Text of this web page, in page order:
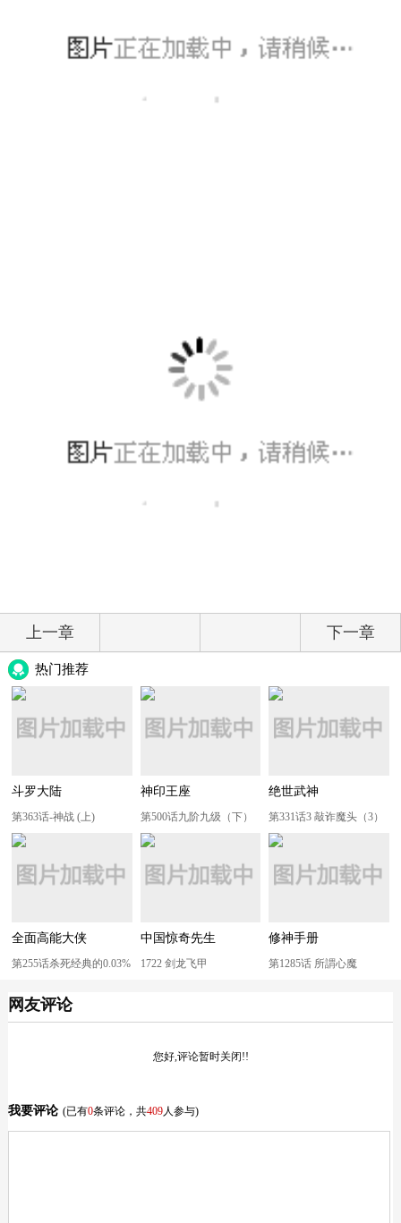
上一章 下一章
热门推荐
斗罗大陆
第363话-神战 (上)
神印王座
第500话九阶九级（下）
绝世武神
第331话3 敲诈魔头（3）
全面高能大侠
第255话杀死经典的0.03%
中国惊奇先生
1722 剑龙飞甲
修神手册
第1285话 所謂心魔
网友评论
您好,评论暂时关闭!!
我要评论 (已有0条评论，共409人参与)